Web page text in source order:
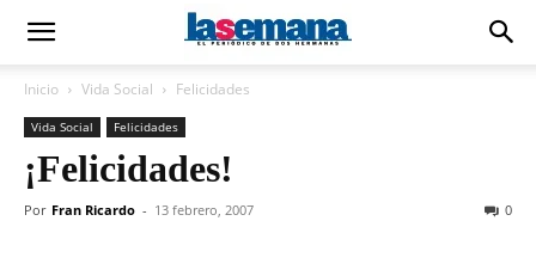
Inicio Vida Social Felicidades
Vida Social Felicidades
¡Felicidades!
Por Fran Ricardo - 13 febrero, 2007 0